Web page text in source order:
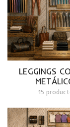
LEGGINGS
15